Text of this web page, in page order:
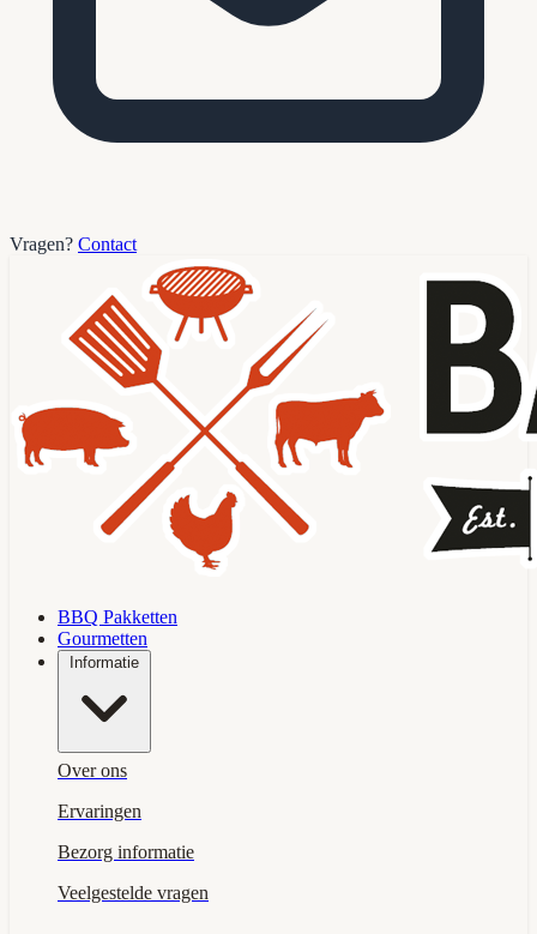
Vragen? Contact
BBQ Pakketten
Gourmetten
Informatie
Over ons
Ervaringen
Bezorg informatie
Veelgestelde vragen